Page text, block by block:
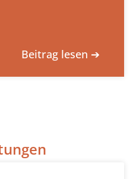
Beitrag lesen ➔